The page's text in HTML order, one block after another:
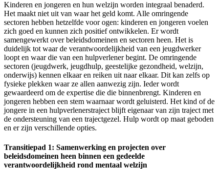
Kinderen en jongeren en hun welzijn worden integraal benaderd.
Het maakt niet uit van waar het geld komt. Alle omringende
sectoren hebben hetzelfde voor ogen: kinderen en jongeren voelen
zich goed en kunnen zich positief ontwikkelen. Er wordt
samengewerkt over beleidsdomeinen en sectoren heen. Het is
duidelijk tot waar de verantwoordelijkheid van een jeugdwerker
loopt en waar die van een hulpverlener begint. De omringende
sectoren (jeugdwerk, jeugdhulp, geestelijke gezondheid, welzijn,
onderwijs) kennen elkaar en reiken uit naar elkaar. Dit kan zelfs op
fysieke plekken waar ze allen aanwezig zijn. Ieder wordt
gewaardeerd om de expertise die die binnenbrengt. Kinderen en
jongeren hebben een stem waarnaar wordt geluisterd. Het kind of de
jongere in een hulpverlenerstraject blijft eigenaar van zijn traject met
de ondersteuning van een trajectgezel. Hulp wordt op maat geboden
en er zijn verschillende opties.
Transitiepad 1: Samenwerking en projecten over
beleidsdomeinen heen binnen een gedeelde
verantwoordelijkheid rond mentaal welzijn